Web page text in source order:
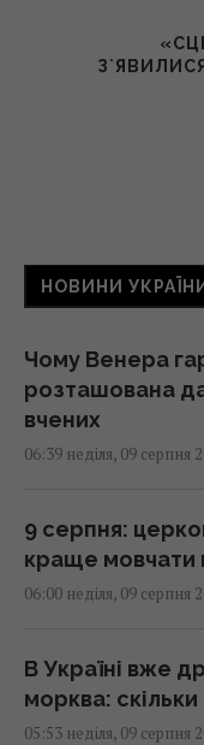
НОВИНИ
Чому Венера
розташована
вчених
06:39 неділя, 09 серпня
9 серпня:
краще мовчати
06:00 неділя, 09 серпня
В Україні вже
морква:
05:53 неділя, 09 серпня